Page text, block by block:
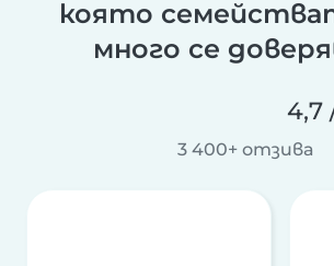
която
много се
4,7
3 400+ отзива